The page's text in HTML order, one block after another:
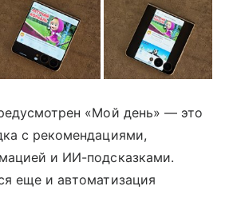
«Мой день» — это
с рекомендациями,
и ИИ-подсказками.
еще и автоматизация